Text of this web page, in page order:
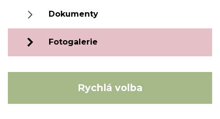
Dokumenty
Fotogalerie
Rychlá volba